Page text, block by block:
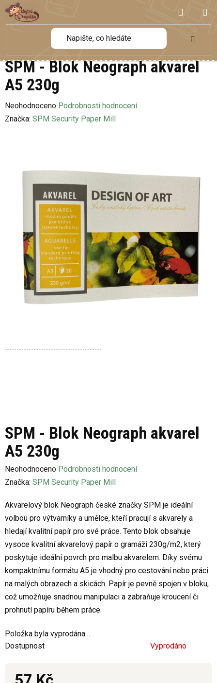
Přejít
na
obsah
KOŠÍK
SPM - Blok Neograph akvarel
A5 230g
Průměrné
hodnocení
je
0,0
z
5
hvězdiček.
Neohodnoceno Podrobnosti hodnocení
Značka: SPM Security Paper Mill
Akvarelový blok Neograph české značky SPM je ideální
volbou pro výtvarníky a umělce, kteří pracují s akvarely a
hledají kvalitní papír pro své práce. Tento blok obsahuje
vysoce kvalitní akvarelový papír o gramáži 230g/m2, který
poskytuje ideální povrch pro malbu akvarelem. Díky svému
kompaktnímu formátu A5 je vhodný pro cestování nebo práci
na malých obrazech a skicách. Papír je pevně spojen v bloku,
což umožňuje snadnou manipulaci a zabraňuje kroucení či
prohnutí papíru během práce.
Položka byla vyprodána…
Dostupnost
Vyprodáno
SPM - Blok Neograph akvarel
A5 230g
Průměrné
hodnocení
Neohodnoceno Podrobnosti hodnocení
Značka: SPM Security Paper Mill